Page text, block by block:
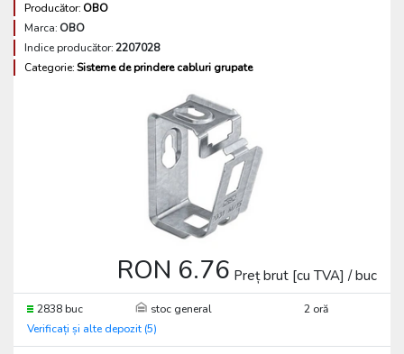
Producător: OBO
Marca: OBO
Indice producător:2207028
Categorie:Sisteme de prindere cabluri grupate
RON 6.76 Preț brut [cu TVA] / buc
2838 buc stoc general
2 oră
Verificați și alte depozit (5)